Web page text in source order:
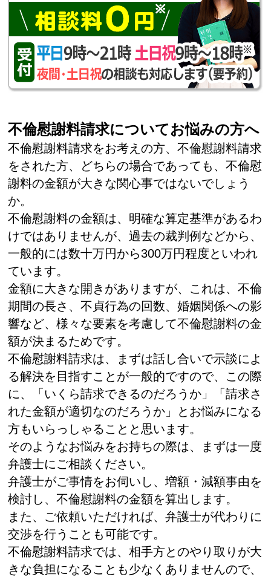
不倫慰謝料請求についてお悩みの方へ
不倫慰謝料請求をお考えの方、不倫慰謝料請求
をされた方、どちらの場合であっても、不倫慰
謝料の金額が大きな関心事ではないでしょう
か。
不倫慰謝料の金額は、明確な算定基準があるわ
けではありませんが、過去の裁判例などから、
一般的には数十万円から300万円程度といわれ
ています。
金額に大きな開きがありますが、これは、不倫
期間の長さ、不貞行為の回数、婚姻関係への影
響など、様々な要素を考慮して不倫慰謝料の金
額が決まるためです。
不倫慰謝料請求は、まずは話し合いで示談によ
る解決を目指すことが一般的ですので、この際
に、「いくら請求できるのだろうか」「請求さ
れた金額が適切なのだろうか」とお悩みになる
方もいらっしゃることと思います。
そのようなお悩みをお持ちの際は、まずは一度
弁護士にご相談ください。
弁護士がご事情をお伺いし、増額・減額事由を
検討し、不倫慰謝料の金額を算出します。
また、ご依頼いただければ、弁護士が代わりに
交渉を行うことも可能です。
不倫慰謝料請求では、相手方とのやり取りが大
きな負担になることも少なくありませんので、